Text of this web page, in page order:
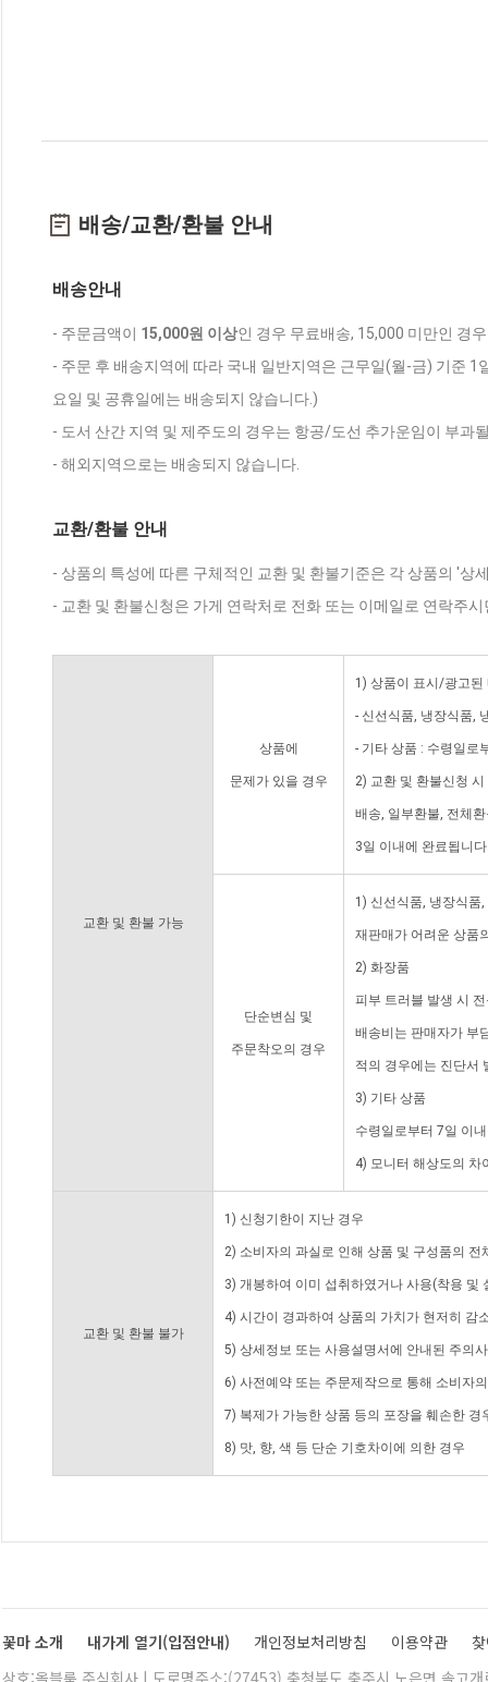
배송/교환/환불 안내
배송안내
- 주문금액이 15,000원 이상인 경우 무료배송, 15,000 미만인 경
- 주문 후 배송지역에 따라 국내 일반지역은 근무일(월-금) 기준
요일 및 공휴일에는 배송되지 않습니다.)
- 도서 산간 지역 및 제주도의 경우는 항공/도선 추가운임이 부과
- 해외지역으로는 배송되지 않습니다.
교환/환불 안내
- 상품의 특성에 따른 구체적인 교환 및 환불기준은 각 상품의 '상
- 교환 및 환불신청은 가게 연락처로 전화 또는 이메일로 연락주
교환 및 환불 가능
상품에
문제가 있을 경우
1) 상품이 표시/광고된
- 신선식품, 냉장식품,
- 기타 상품 : 수령일로
2) 교환 및 환불신청
배송, 일부환불, 전체
3일 이내에 완료됩니
단순변심 및
주문착오의 경우
1) 신선식품, 냉장식품
재판매가 어려운 상품
2) 화장품
피부 트러블 발생 시
배송비는 판매자가 부
적의 경우에는 진단서
3) 기타 상품
수령일로부터 7일 이
4) 모니터 해상도의 차
교환 및 환불 불가
1) 신청기한이 지난 경우
2) 소비자의 과실로 인해 상품 및 구성품의
3) 개봉하여 이미 섭취하였거나 사용(착용 및
4) 시간이 경과하여 상품의 가치가 현저히 감
5) 상세정보 또는 사용설명서에 안내된 주의
6) 사전예약 또는 주문제작으로 통해 소비자
7) 복제가 가능한 상품 등의 포장을 훼손한 경
8) 맛, 향, 색 등 단순 기호차이에 의한 경우
꽃마 소개 내가게 열기(입점안내) 개인정보처리방침 이용약관